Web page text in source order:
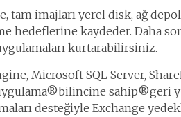
tam imajları yerel disk, ağ
hedeflerine kaydeder. Daha
kurtarabilirsiniz.
Microsoft SQL Server,
sahip®geri
desteğiyle Exchange